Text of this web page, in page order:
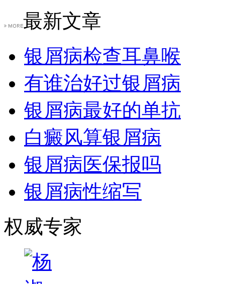
最新文章
银屑病检查耳鼻喉
有谁治好过银屑病
银屑病最好的单抗
白癜风算银屑病
银屑病医保报吗
银屑病性缩写
权威专家